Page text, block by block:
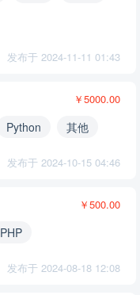
发布于 2024-11-11 01:43
￥5000.00
Python 其他
发布于 2024-10-15 04:46
￥500.00
PHP
发布于 2024-08-18 12:08